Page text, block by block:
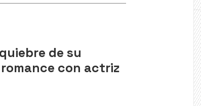
de su
con actriz